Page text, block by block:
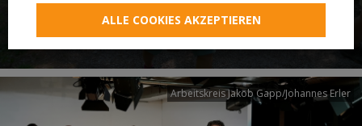
Neuer Pilgerweg Via
Laudato si’
Arbeitskreis Jakob Gapp/Johannes Erler
ALLE COOKIES AKZEPTIEREN